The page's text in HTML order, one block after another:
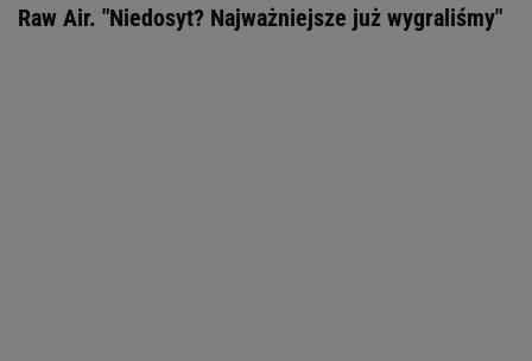
Raw Air. "Niedosyt? Najważniejsze już wygraliśmy"